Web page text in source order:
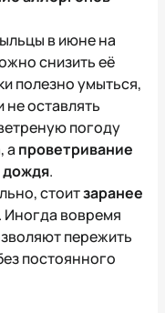
в июне на
снизить её
полезно умыться,
оставлять
погоду
а проветривание
дождя.
стоитзаранее
Иногда вовремя
пережить
постоянного